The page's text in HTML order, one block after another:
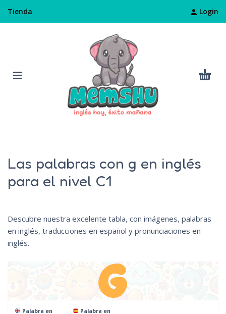
Tienda Login
Las palabras con g en inglés
para el nivel C1
Descubre nuestra excelente tabla, con imágenes, palabras
en inglés, traducciones en español y pronunciaciones en
inglés.
Palabra en
Palabra en